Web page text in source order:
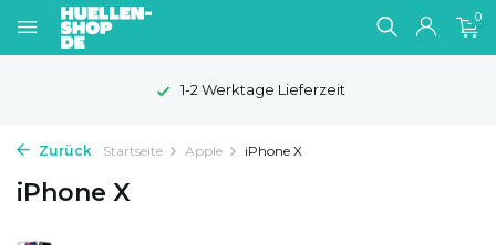
0
1-2 Werktage Lieferzeit
Zurück Startseite Apple iPhone X
iPhone X